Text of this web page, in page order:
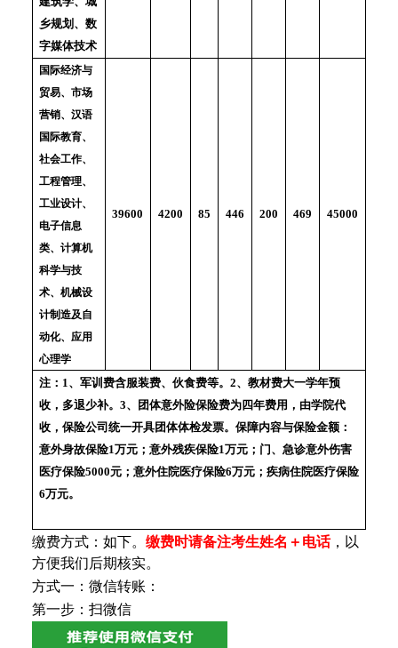
乡规划、数
字媒体技术
国际经济与
贸易、市场
营销、汉语
国际教育、
社会工作、
工程管理、
工业设计、
电子信息
类、计算机
科学与技
术、机械设
计制造及自
动化、应用
心理学
39600 4200 85 446 200 469 45000
注：1、军训费含服装费、伙食费等。2、教材费大一学年预
收，多退少补。3、团体意外险保险费为四年费用，由学院代
收，保险公司统一开具团体体检发票。保障内容与保险金额：
意外身故保险1万元；意外残疾保险1万元；门、急诊意外伤害
医疗保险5000元；意外住院医疗保险6万元；疾病住院医疗保险
6万元。
缴费方式：如下。 缴费时请备注考生姓名＋电话，以
方便我们后期核实。
方式一：微信转账：
第一步：扫微信